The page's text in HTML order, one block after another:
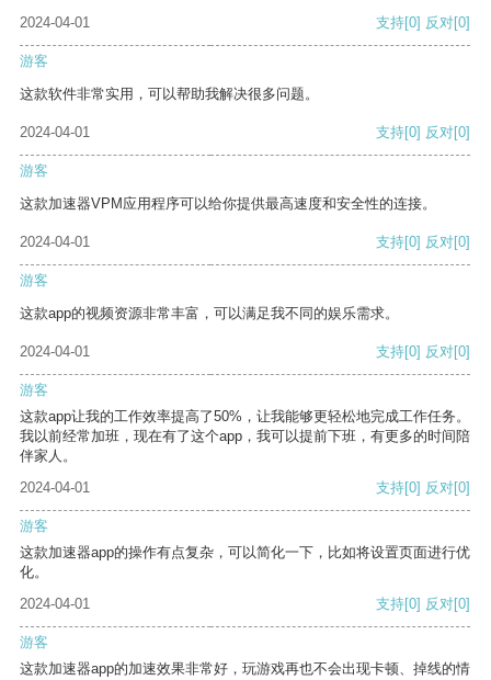
2024-04-01 支持[0] 反对[0]
游客
这款软件非常实用，可以帮助我解决很多问题。
2024-04-01 支持[0] 反对[0]
游客
这款加速器VPM应用程序可以给你提供最高速度和安全性的连接。
2024-04-01 支持[0] 反对[0]
游客
这款app的视频资源非常丰富，可以满足我不同的娱乐需求。
2024-04-01 支持[0] 反对[0]
游客
这款app让我的工作效率提高了50%，让我能够更轻松地完成工作任务。
我以前经常加班，现在有了这个app，我可以提前下班，有更多的时间陪
伴家人。
2024-04-01
支持[0] 反对[0]
游客
这款加速器app的操作有点复杂，可以简化一下，比如将设置页面进行优
化。
2024-04-01
支持[0] 反对[0]
游客
这款加速器app的加速效果非常好，玩游戏再也不会出现卡顿、掉线的情